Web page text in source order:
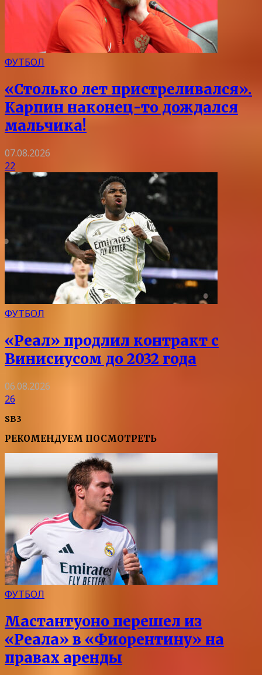
ФУТБОЛ
«Столько лет пристреливался».
Карпин наконец-то дождался
мальчика!
07.08.2026
22
ФУТБОЛ
«Реал» продлил контракт с
Винисиусом до 2032 года
06.08.2026
26
SB3
РЕКОМЕНДУЕМ ПОСМОТРЕТЬ
ФУТБОЛ
Мастантуоно перешел из
«Реала» в «Фиорентину» на
правах аренды